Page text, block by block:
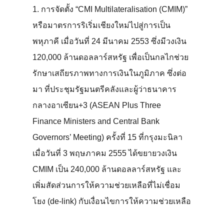
1. การจัดตั้ง “CMI Multilateralisation (CMIM)”
หรือมาตรการริเริ่มเชียงใหม่ไปสู่การเป็น
พหุภาคี เมื่อวันที่ 24 มีนาคม 2553 ซึ่งมีวงเงิน
120,000 ล้านดอลลาร์สหรัฐ เพื่อเป็นกลไกช่วย
รักษาเสถียรภาพทางการเงินในภูมิภาค ซึ่งต่อ
มา ที่ประชุมรัฐมนตรีคลังและผู้ว่าธนาคาร
กลางอาเซียน+3 (ASEAN Plus Three
Finance Ministers and Central Bank
Governors’ Meeting) ครั้งที่ 15 ที่กรุงมะนิลา
เมื่อวันที่ 3 พฤษภาคม 2555 ได้ขยายวงเงิน
CMIM เป็น 240,000 ล้านดอลลาร์สหรัฐ และ
เพิ่มสัดส่วนการให้ความช่วยเหลือที่ไม่เชื่อม
โยง (de-link) กับเงื่อนไขการให้ความช่วยเหลือ